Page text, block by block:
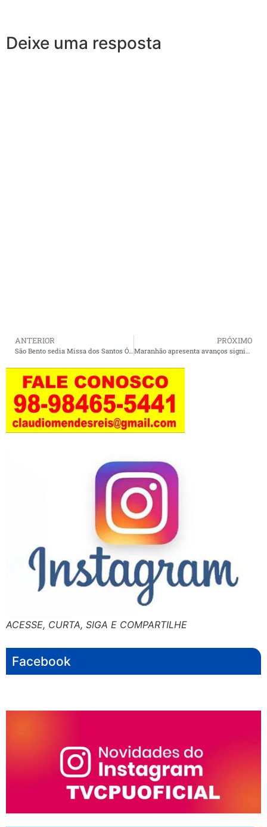
Deixe uma resposta
ANTERIOR
São Bento sedia Missa dos Santos Óleos com participação de fiéis da Diocese de Pinheiro
PRÓXIMO
Maranhão apresenta avanços significativos na Educação, aponta estudo do Ipea.
ACESSE, CURTA, SIGA E COMPARTILHE
Facebook